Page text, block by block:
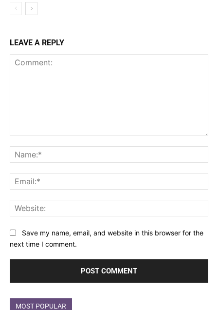
LEAVE A REPLY
Save my name, email, and website in this browser for the
next time I comment.
MOST POPULAR